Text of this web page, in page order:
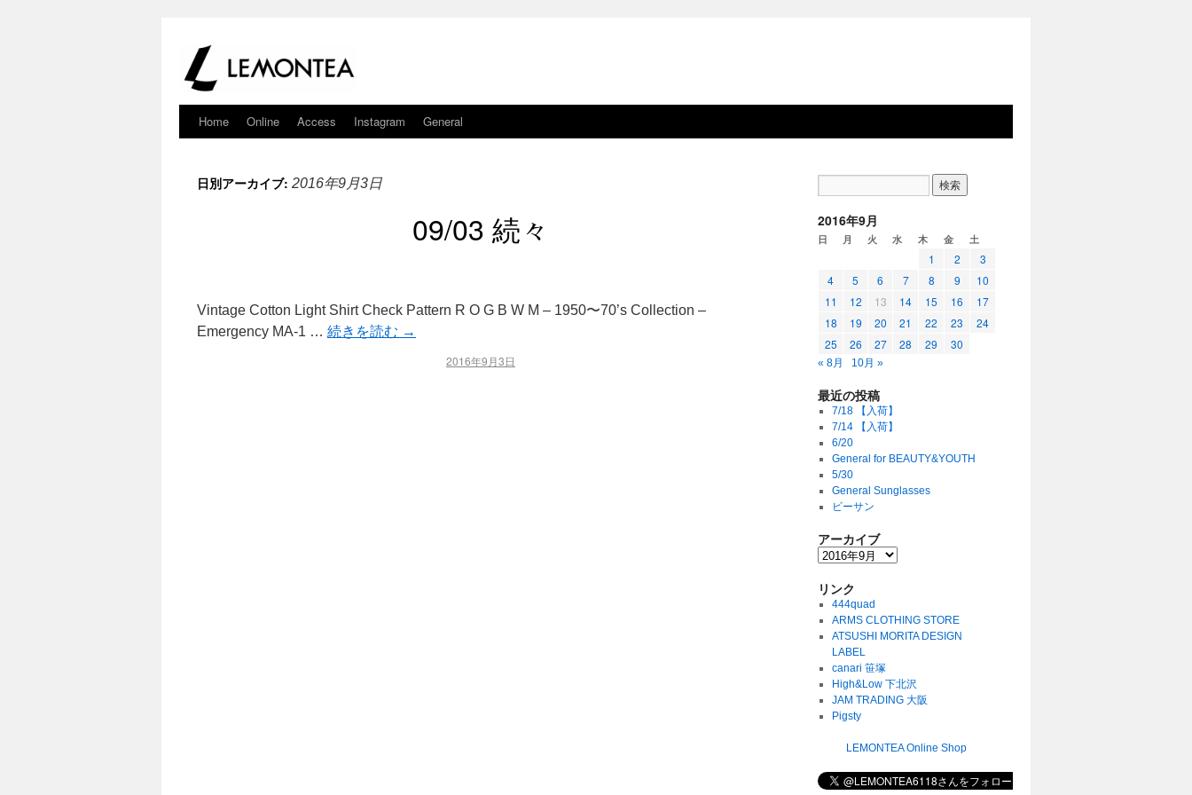
Home Online Access Instagram General
日別アーカイブ: 2016年9月3日
09/03 続々
Vintage Cotton Light Shirt Check Pattern R O G B W M – 1950〜70’s Collection –
Emergency MA-1 … 続きを読む →
2016年9月3日
2016年9月
日 月 火 水 木 金 土
1 2
3
4
5 6 7 8 9
10
11
12 13 14 15 16
17
18
19 20 21 22 23
24
25
26 27 28 29 30
« 8月 10月 »
最近の投稿
7/18 【入荷】
7/14 【入荷】
6/20
General for BEAUTY&YOUTH
5/30
General Sunglasses
ビーサン
アーカイブ
リンク
444quad
ARMS CLOTHING STORE
ATSUSHI MORITA DESIGN
LABEL
canari 笹塚
High&Low 下北沢
JAM TRADING 大阪
Pigsty
LEMONTEA Online Shop